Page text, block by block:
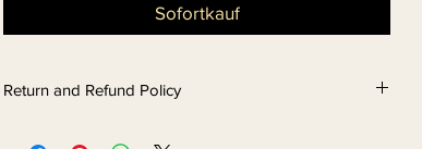
Sofortkauf
Return and Refund Policy